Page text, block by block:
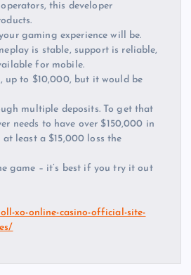
this developer
gaming experience will be.
is stable, support is reliable,
for mobile.
up to $10,000, but it would be
multiple deposits. To get that
needs to have over $150,000 in
least a $15,000 loss the
game – it’s best if you try it out
xo-online-casino-official-site-